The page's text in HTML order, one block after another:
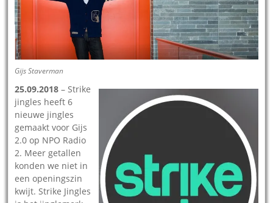
Gijs Staverman
25.09.2018 – Strike
jingles heeft 6
nieuwe jingles
gemaakt voor Gijs
2.0 op NPO Radio
2. Meer getallen
konden we niet in
een openingszin
kwijt. Strike Jingles